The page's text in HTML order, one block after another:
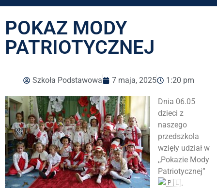
POKAZ MODY
PATRIOTYCZNEJ
Szkoła Podstawowa 7 maja, 2025 1:20 pm
Dnia 06.05
dzieci z
naszego
przedszkola
wzięły udział w
,,Pokazie Mody
Patriotycznej”
.